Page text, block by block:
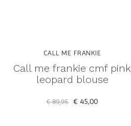
CALL ME FRANKIE
Call me frankie cmf pink
leopard blouse
€ 89,95 € 45,00